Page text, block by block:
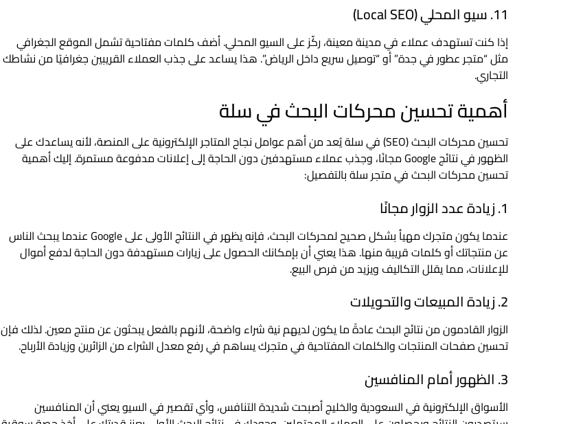
11. سيو المحلي (Local SEO)
إذا كنت تستهدف عملاء في مدينة معينة، ركّز على السيو المحلي. أضف كلمات مفتاحية تشمل الموقع الجغرافي
مثل “متجر عطور في جدة” أو “توصيل سريع داخل الرياض”. هذا يساعد على جذب العملاء القريبين جغرافيًا من نشاطك
التجاري.
أهمية تحسين محركات البحث في سلة
تحسين محركات البحث (SEO) في سلة يُعد من أهم عوامل نجاح المتاجر الإلكترونية على المنصة، لأنه يساعدك على
الظهور في نتائج Google مجانًا، وجذب عملاء مستهدفين دون الحاجة إلى إعلانات مدفوعة مستمرة. إليك أهمية
تحسين محركات البحث في متجر سلة بالتفصيل:
1. زيادة عدد الزوار مجانًا
عندما يكون متجرك مهيأ بشكل صحيح لمحركات البحث، فإنه يظهر في النتائج الأولى على Google عندما يبحث الناس
عن منتجاتك أو كلمات قريبة منها. هذا يعني أن بإمكانك الحصول على زيارات مستهدفة دون الحاجة لدفع أموال
للإعلانات، مما يقلل التكاليف ويزيد من فرص البيع.
2. زيادة المبيعات والتحويلات
الزوار القادمون من نتائج البحث عادةً ما يكون لديهم نية شراء واضحة، لأنهم بالفعل يبحثون عن منتج معين. لذلك فإن
تحسين صفحات المنتجات والكلمات المفتاحية في متجرك يساهم في رفع معدل الشراء من الزائرين وزيادة الأرباح.
3. الظهور أمام المنافسين
الأسواق الإلكترونية في السعودية والخليج أصبحت شديدة التنافس، وأي تقصير في السيو يعني أن المنافسين